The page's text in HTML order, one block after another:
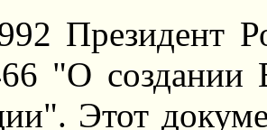
Президент
"О создании
Этот